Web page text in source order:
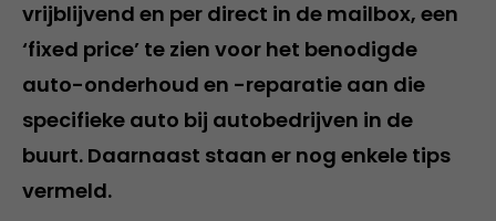
vrijblijvend en per direct in de mailbox, een
‘fixed price’ te zien voor het benodigde
auto-onderhoud en -reparatie aan die
specifieke auto bij autobedrijven in de
buurt. Daarnaast staan er nog enkele tips
vermeld.